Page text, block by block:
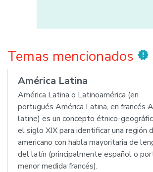
Temas mencionados new_releases
América Latina
América Latina o Latinoamérica (en
portugués América Latina, en francés
latine) es un concepto étnico-
el siglo XIX para identificar una región
americano con habla mayoritaria de
del latín (principalmente español o
menor medida francés).